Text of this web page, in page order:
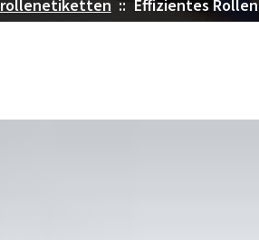
rollenetiketten :: Effizientes